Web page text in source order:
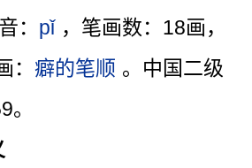
： pǐ ，笔画数：18画，
：癖的笔顺 。中国二级